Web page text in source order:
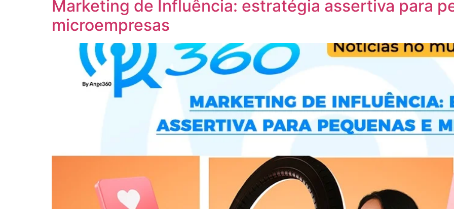
Marketing de Influência: estratégia assertiva para
microempresas